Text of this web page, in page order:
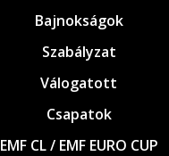
Bajnokságok
Szabályzat
Válogatott
Csapatok
EMF CL / EMF EURO CUP